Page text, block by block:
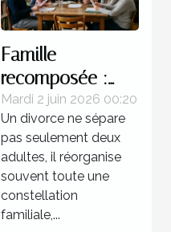
Famille
recomposée :
quels enjeux
juridiques après
une séparation ?
Mardi 2 juin 2026 00:20
Un divorce ne sépare
pas seulement deux
adultes, il réorganise
souvent toute une
constellation
familiale,...